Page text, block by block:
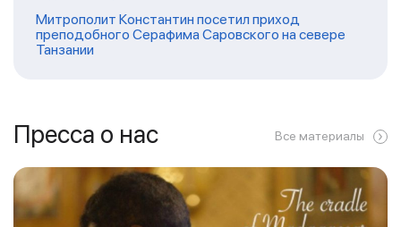
Митрополит Константин посетил приход
преподобного Серафима Саровского на севере
Танзании
Пресса о нас Все материалы